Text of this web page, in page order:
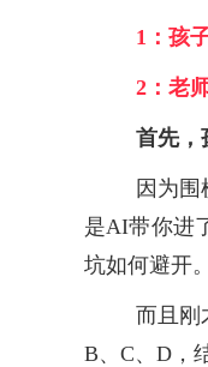
1：孩
2：老
首先，
因为
是AI带你进
坑如何避开。
而且刚
B、C、D，